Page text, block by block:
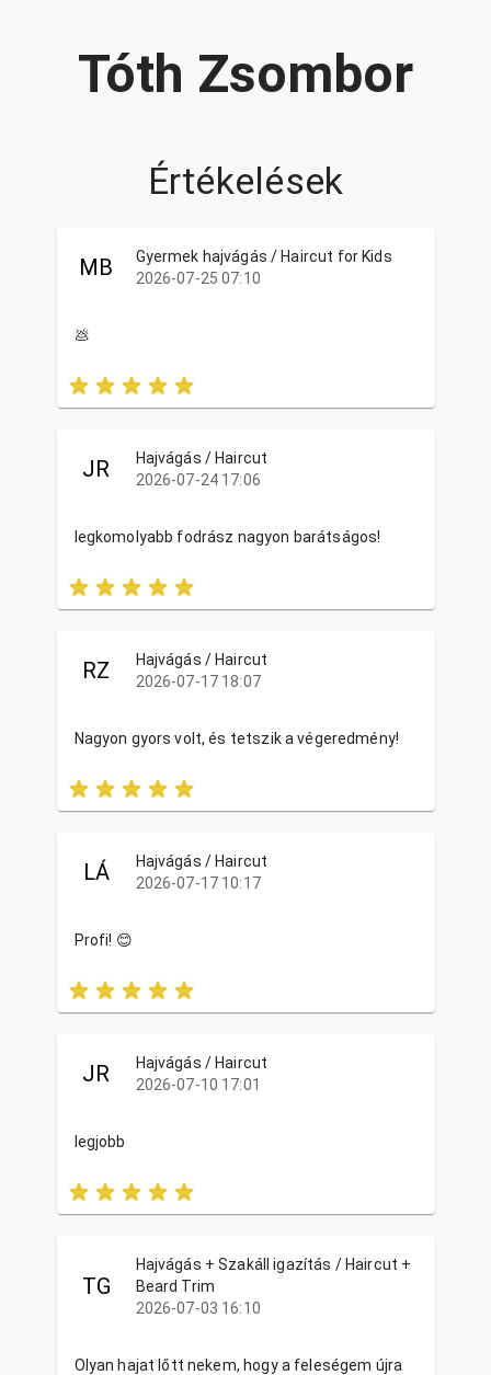
Tóth Zsombor
Értékelések
MB
Gyermek hajvágás / Haircut for Kids
2026-07-25 07:10
💩
JR
Hajvágás / Haircut
2026-07-24 17:06
legkomolyabb fodrász nagyon barátságos!
RZ
Hajvágás / Haircut
2026-07-17 18:07
Nagyon gyors volt, és tetszik a végeredmény!
LÁ
Hajvágás / Haircut
2026-07-17 10:17
Profi! 😊
JR
Hajvágás / Haircut
2026-07-10 17:01
legjobb
TG
Hajvágás + Szakáll igazítás / Haircut +
Beard Trim
2026-07-03 16:10
Olyan hajat lőtt nekem, hogy a feleségem újra